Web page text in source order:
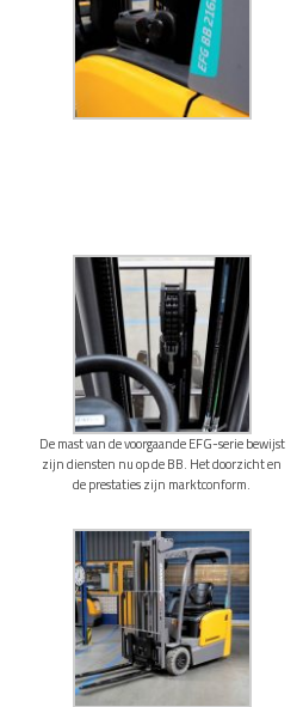
De mast van de voorgaande EFG-serie bewijst
zijn diensten nu op de BB. Het doorzicht en
de prestaties zijn marktconform.